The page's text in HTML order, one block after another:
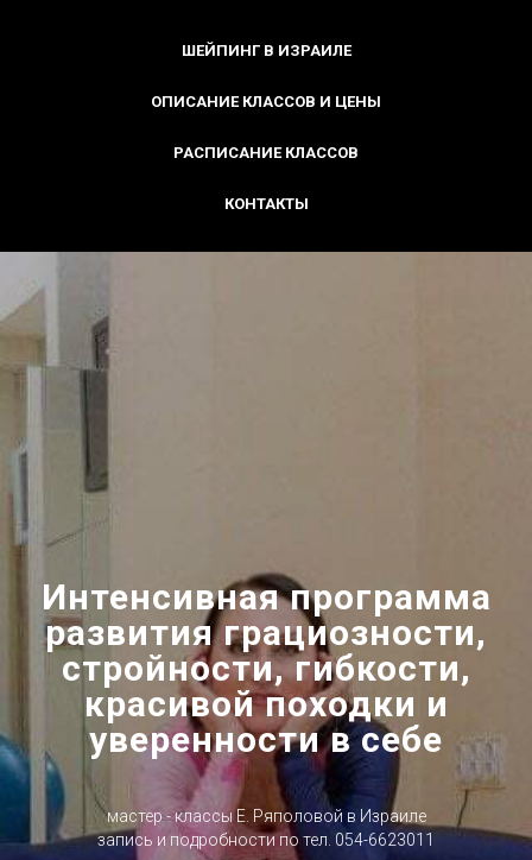
ШЕЙПИНГ В ИЗРАИЛЕ
ОПИСАНИЕ КЛАССОВ И ЦЕНЫ
РАСПИСАНИЕ КЛАССОВ
КОНТАКТЫ
Интенсивная программа
развития грациозности,
стройности, гибкости,
красивой походки и
уверенности в себе
мастер - классы Е. Ряполовой в Израиле
запись и подробности по тел. 054-6623011